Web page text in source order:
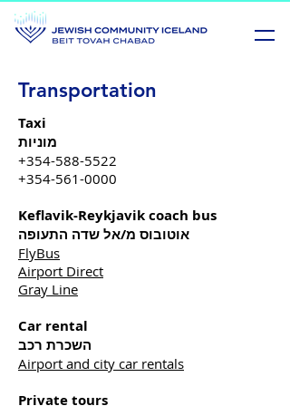
Transportation
Taxi
מוניות
+354-588-5522
+354-561-0000
Keflavik-Reykjavik coach bus
אוטובוס מ/אל שדה התעופה
FlyBus
Airport Direct
Gray Line
Car rental
השכרת רכב
Airport and city car rentals
Private tours